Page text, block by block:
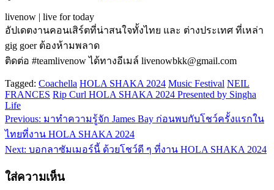
livenow | live for today
อัปเดตงานคอนเสิร์ตที่น่าสนใจทั้งไทย และ ต่างประเทศ ที่เหล่า
gig goer ต้องห้ามพลาด
ติดต่อ #teamlivenow ได้ทางอีเมล์ livenowbkk@gmail.com
Tagged: Coachella HOLA SHAKA 2024 Music Festival NEIL
FRANCES Rip Curl HOLA SHAKA 2024 Presented by Singha
Life
แนะแนว
เรื่อง
Previous: มาทำความรู้จัก James Bay ก่อนพบกับโชว์ครั้งแรกใน
ไทยที่งาน HOLA SHAKA 2024
Next: บอกลาซัมเมอร์นี้ ด้วยโชว์ดี ๆ ที่งาน HOLA SHAKA 2024
ใส่ความเห็น